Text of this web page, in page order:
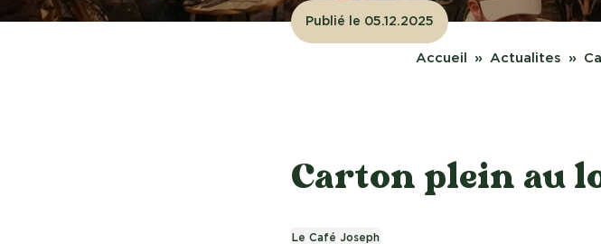
Publié le 05.12.2025
Accueil Actualites
Carton plein au
Le Café Joseph